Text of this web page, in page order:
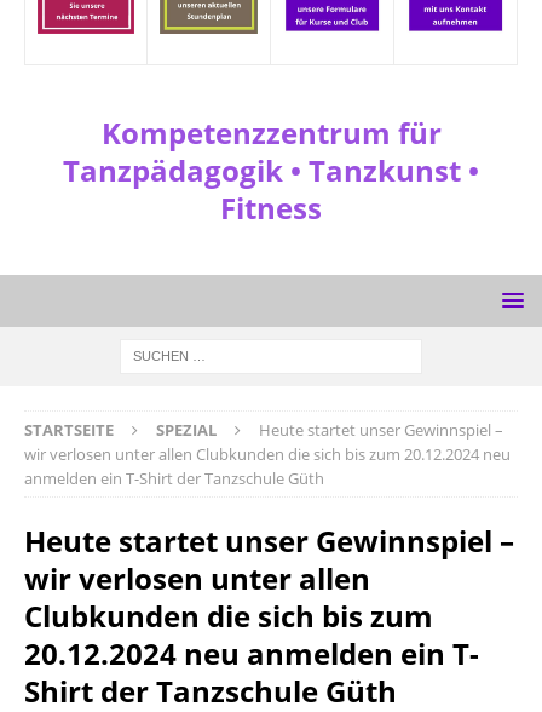
Kompetenzzentrum für
Tanzpädagogik • Tanzkunst •
Fitness
STARTSEITE SPEZIAL
Heute startet unser Gewinnspiel –
wir verlosen unter allen Clubkunden die sich bis zum 20.12.2024 neu
anmelden ein T-Shirt der Tanzschule Güth
Heute startet unser Gewinnspiel –
wir verlosen unter allen
Clubkunden die sich bis zum
20.12.2024 neu anmelden ein T-
Shirt der Tanzschule Güth